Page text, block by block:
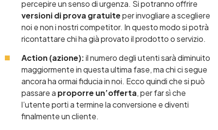
percepire un senso di urgenza. Si potranno offrire
versioni di prova gratuiteper invogliare a scegliere
noi e non i nostri competitor. In questo modo si potrà
ricontattare chi ha già provato il prodotto o servizio.
Action (azione):il numero degli utenti sarà diminuito
maggiormente in questa ultima fase, ma chi ci segue
ancora ha ormai fiducia in noi. Ecco quindi che si può
passare a proporre un’offerta, per far sì che
l’utente porti a termine la conversione e diventi
finalmente un cliente.